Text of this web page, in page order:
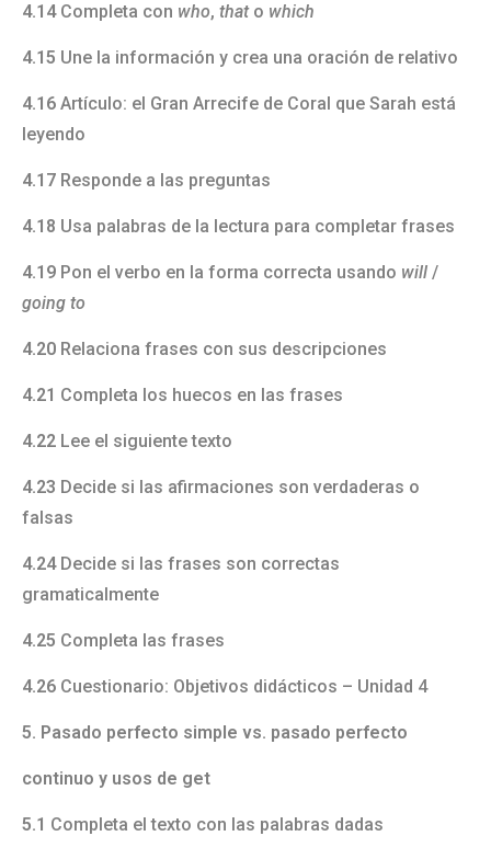
4.14Completa con who, thato which
4.15 Une la información y crea una oración de relativo
4.16 Artículo: el Gran Arrecife de Coral que Sarah está
leyendo
4.17 Responde a las preguntas
4.18 Usa palabras de la lectura para completar frases
4.19 Pon el verbo en la forma correcta usando will /
going to
4.20 Relaciona frases con sus descripciones
4.21 Completa los huecos en las frases
4.22 Lee el siguiente texto
4.23 Decide si las afirmaciones son verdaderas o
falsas
4.24Decide si las frases son correctas
gramaticalmente
4.25 Completa las frases
4.26 Cuestionario: Objetivos didácticos – Unidad 4
5. Pasado perfecto simple vs. pasado perfecto
continuo y usos de get
5.1 Completa el texto con las palabras dadas